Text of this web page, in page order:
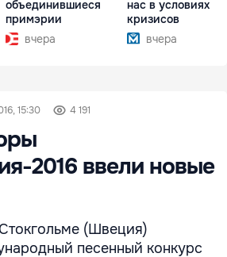
объединившиеся
примэрии
вчера
нас в условиях
кризисов
вчера
15:30 4 191
2016 ввели новые
(Швеция)
песенный конкурс